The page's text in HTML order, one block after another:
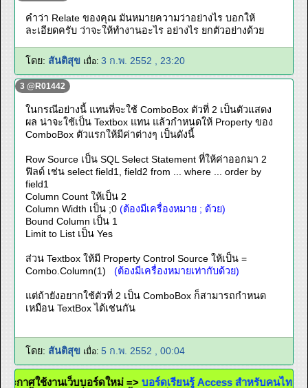
คำว่า Relate ของคุณ มันหมายความว่าอย่างไร บอกให้
ละเอียดครับ ว่าจะให้ทำงานอะไร อย่างไร ยกตัวอย่างด้วย
โดย: สันติสุข เมื่อ: 3 ก.พ. 2552 , 23:20
3 @R01442
ในกรณีอย่างนี้ แทนที่จะใช้ ComboBox ตัวที่ 2 เป็นตัวแสดง
ผล น่าจะใช้เป็น Textbox แทน แล้วกำหนดให้ Property ของ
ComboBox ตัวแรกให้มีค่าต่างๆ เป็นดังนี้
Row Source เป็น SQL Select Statement ที่ให้ค่าออกมา 2
ฟิลด์ เช่น select field1, field2 from ... where ... order by
field1
Column Count ให้เป็น 2
Column Width เป็น ;0 (ต้องมีเครื่องหมาย ; ด้วย)
Bound Column เป็น 1
Limit to List เป็น Yes
ส่วน Textbox ให้มี Property Control Source ให้เป็น =
Combo.Column(1) (ต้องมีเครื่องหมายเท่ากับด้วย)
แต่ถ้ายังอยากใช้ตัวที่ 2 เป็น ComboBox ก็สามารถกำหนด
เหมือน TextBox ได้เช่นกัน
โดย: สันติสุข เมื่อ: 5 ก.พ. 2552 , 00:04
ประกาศใช้งานเว็บบอร์ดใหม่ =>บอร์ดเรียนรู้ Access สำหรับคนไทย